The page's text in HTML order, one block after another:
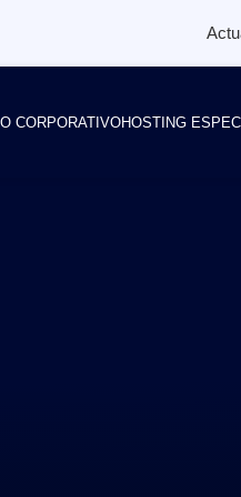
CORPORATIVOHOSTING